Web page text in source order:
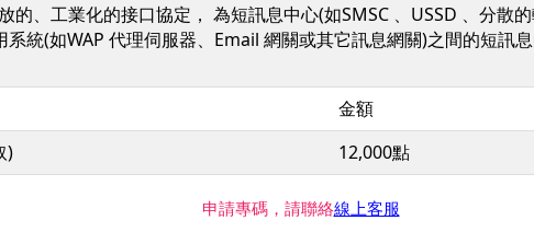
的、工業化的接口協定， 為短訊息中心(如SMSC 、USSD 、分散
系統(如WAP 代理伺服器、Email 網關或其它訊息網關)之間的短訊
金額
)
12,000點
申請專碼，請聯絡線上客服